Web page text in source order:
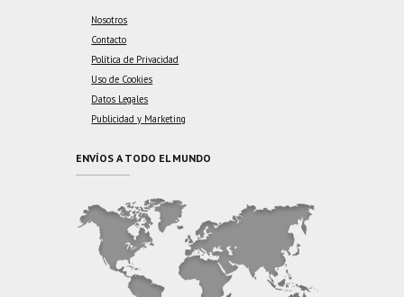
Nosotros
Contacto
Política de Privacidad
Uso de Cookies
Datos Legales
Publicidad y Marketing
ENVÍOS A TODO EL MUNDO